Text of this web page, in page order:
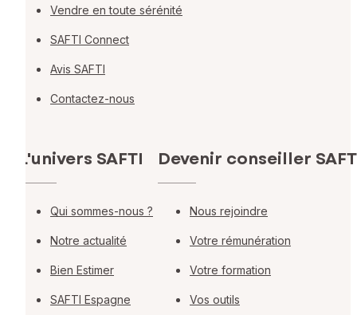
Vendre en toute sérénité
SAFTI Connect
Avis SAFTI
Contactez-nous
L'univers SAFTI
Qui sommes-nous ?
Notre actualité
Bien Estimer
SAFTI Espagne
Devenir conseiller
Nous rejoindre
Votre rémunération
Votre formation
Vos outils